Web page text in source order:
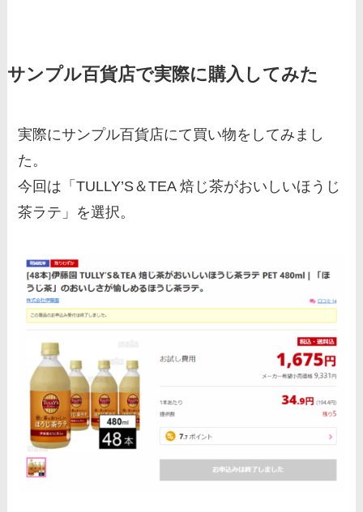
サンプル百貨店で実際に購入してみた
実際にサンプル百貨店にて買い物をしてみまし
た。
今回は「TULLY’S＆TEA 焙じ茶がおいしいほうじ
茶ラテ」を選択。